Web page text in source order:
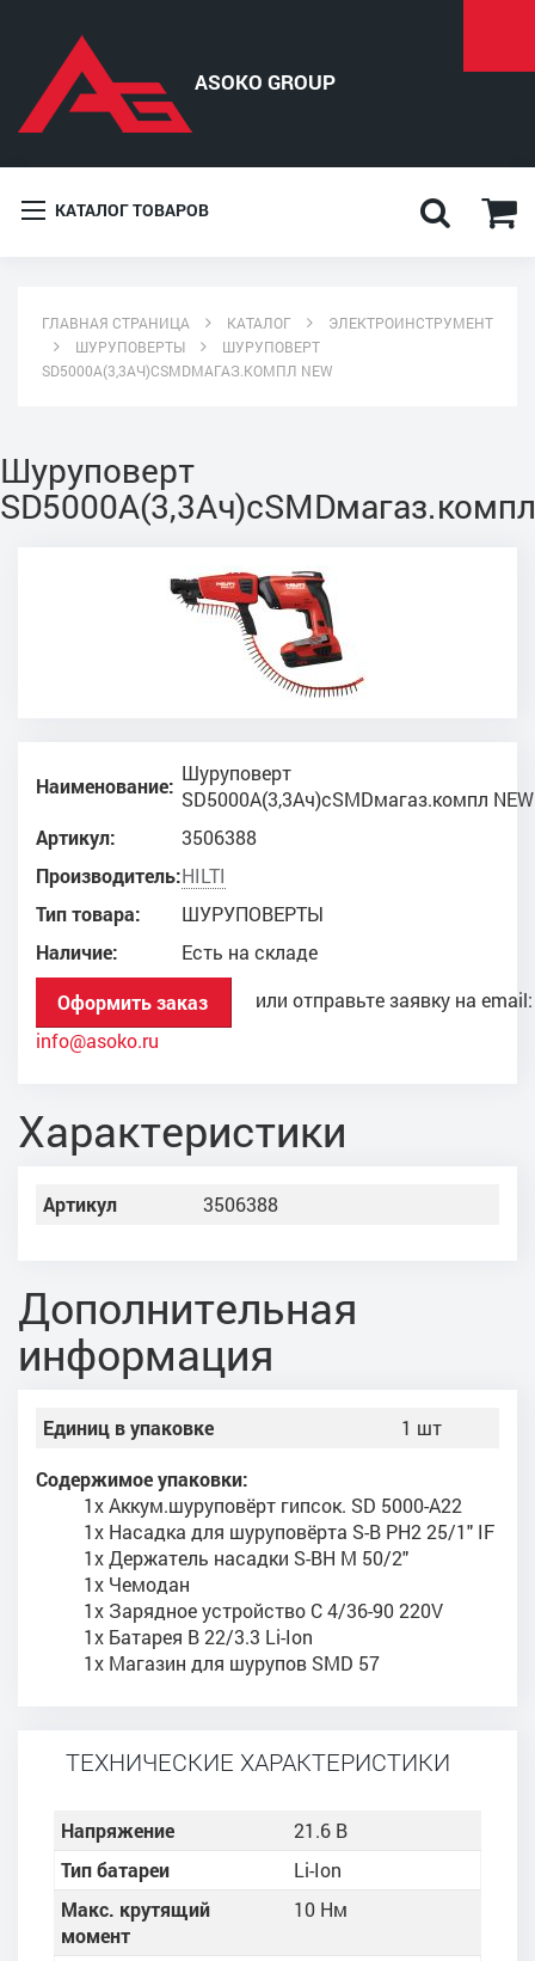
КАТАЛОГ ТОВАРОВ
ГЛАВНАЯ СТРАНИЦА КАТАЛОГ
ЭЛЕКТРОИНСТРУМЕНТ
ШУРУПОВЕРТЫ
ШУРУПОВЕРТ
SD5000A(3,3АЧ)СSMDМАГАЗ.КОМПЛ NEW
Шуруповерт
Наименование:
Шуруповерт
SD5000A(3,3Ач)сSMDмагаз.компл NEW
Артикул:
3506388
Производитель:HILTI
Тип товара:
ШУРУПОВЕРТЫ
Наличие:
Есть на складе
Оформить заказ
или отправьте заявку на email:
info@asoko.ru
Характеристики
Артикул 3506388
Дополнительная
информация
Единиц в упаковке 1 шт
Содержимое упаковки:
1x Аккум.шуруповёрт гипсок. SD 5000-A22
1x Насадка для шуруповёрта S-B PH2 25/1" IF
1x Держатель насадки S-BH M 50/2"
1x Чемодан
1x Зарядное устройство C 4/36-90 220V
1x Батарея B 22/3.3 Li-Ion
1x Магазин для шурупов SMD 57
ТЕХНИЧЕСКИЕ ХАРАКТЕРИСТИКИ
Напряжение
21.6 В
Тип батареи
Li-Ion
Макс. крутящий
момент
10 Нм